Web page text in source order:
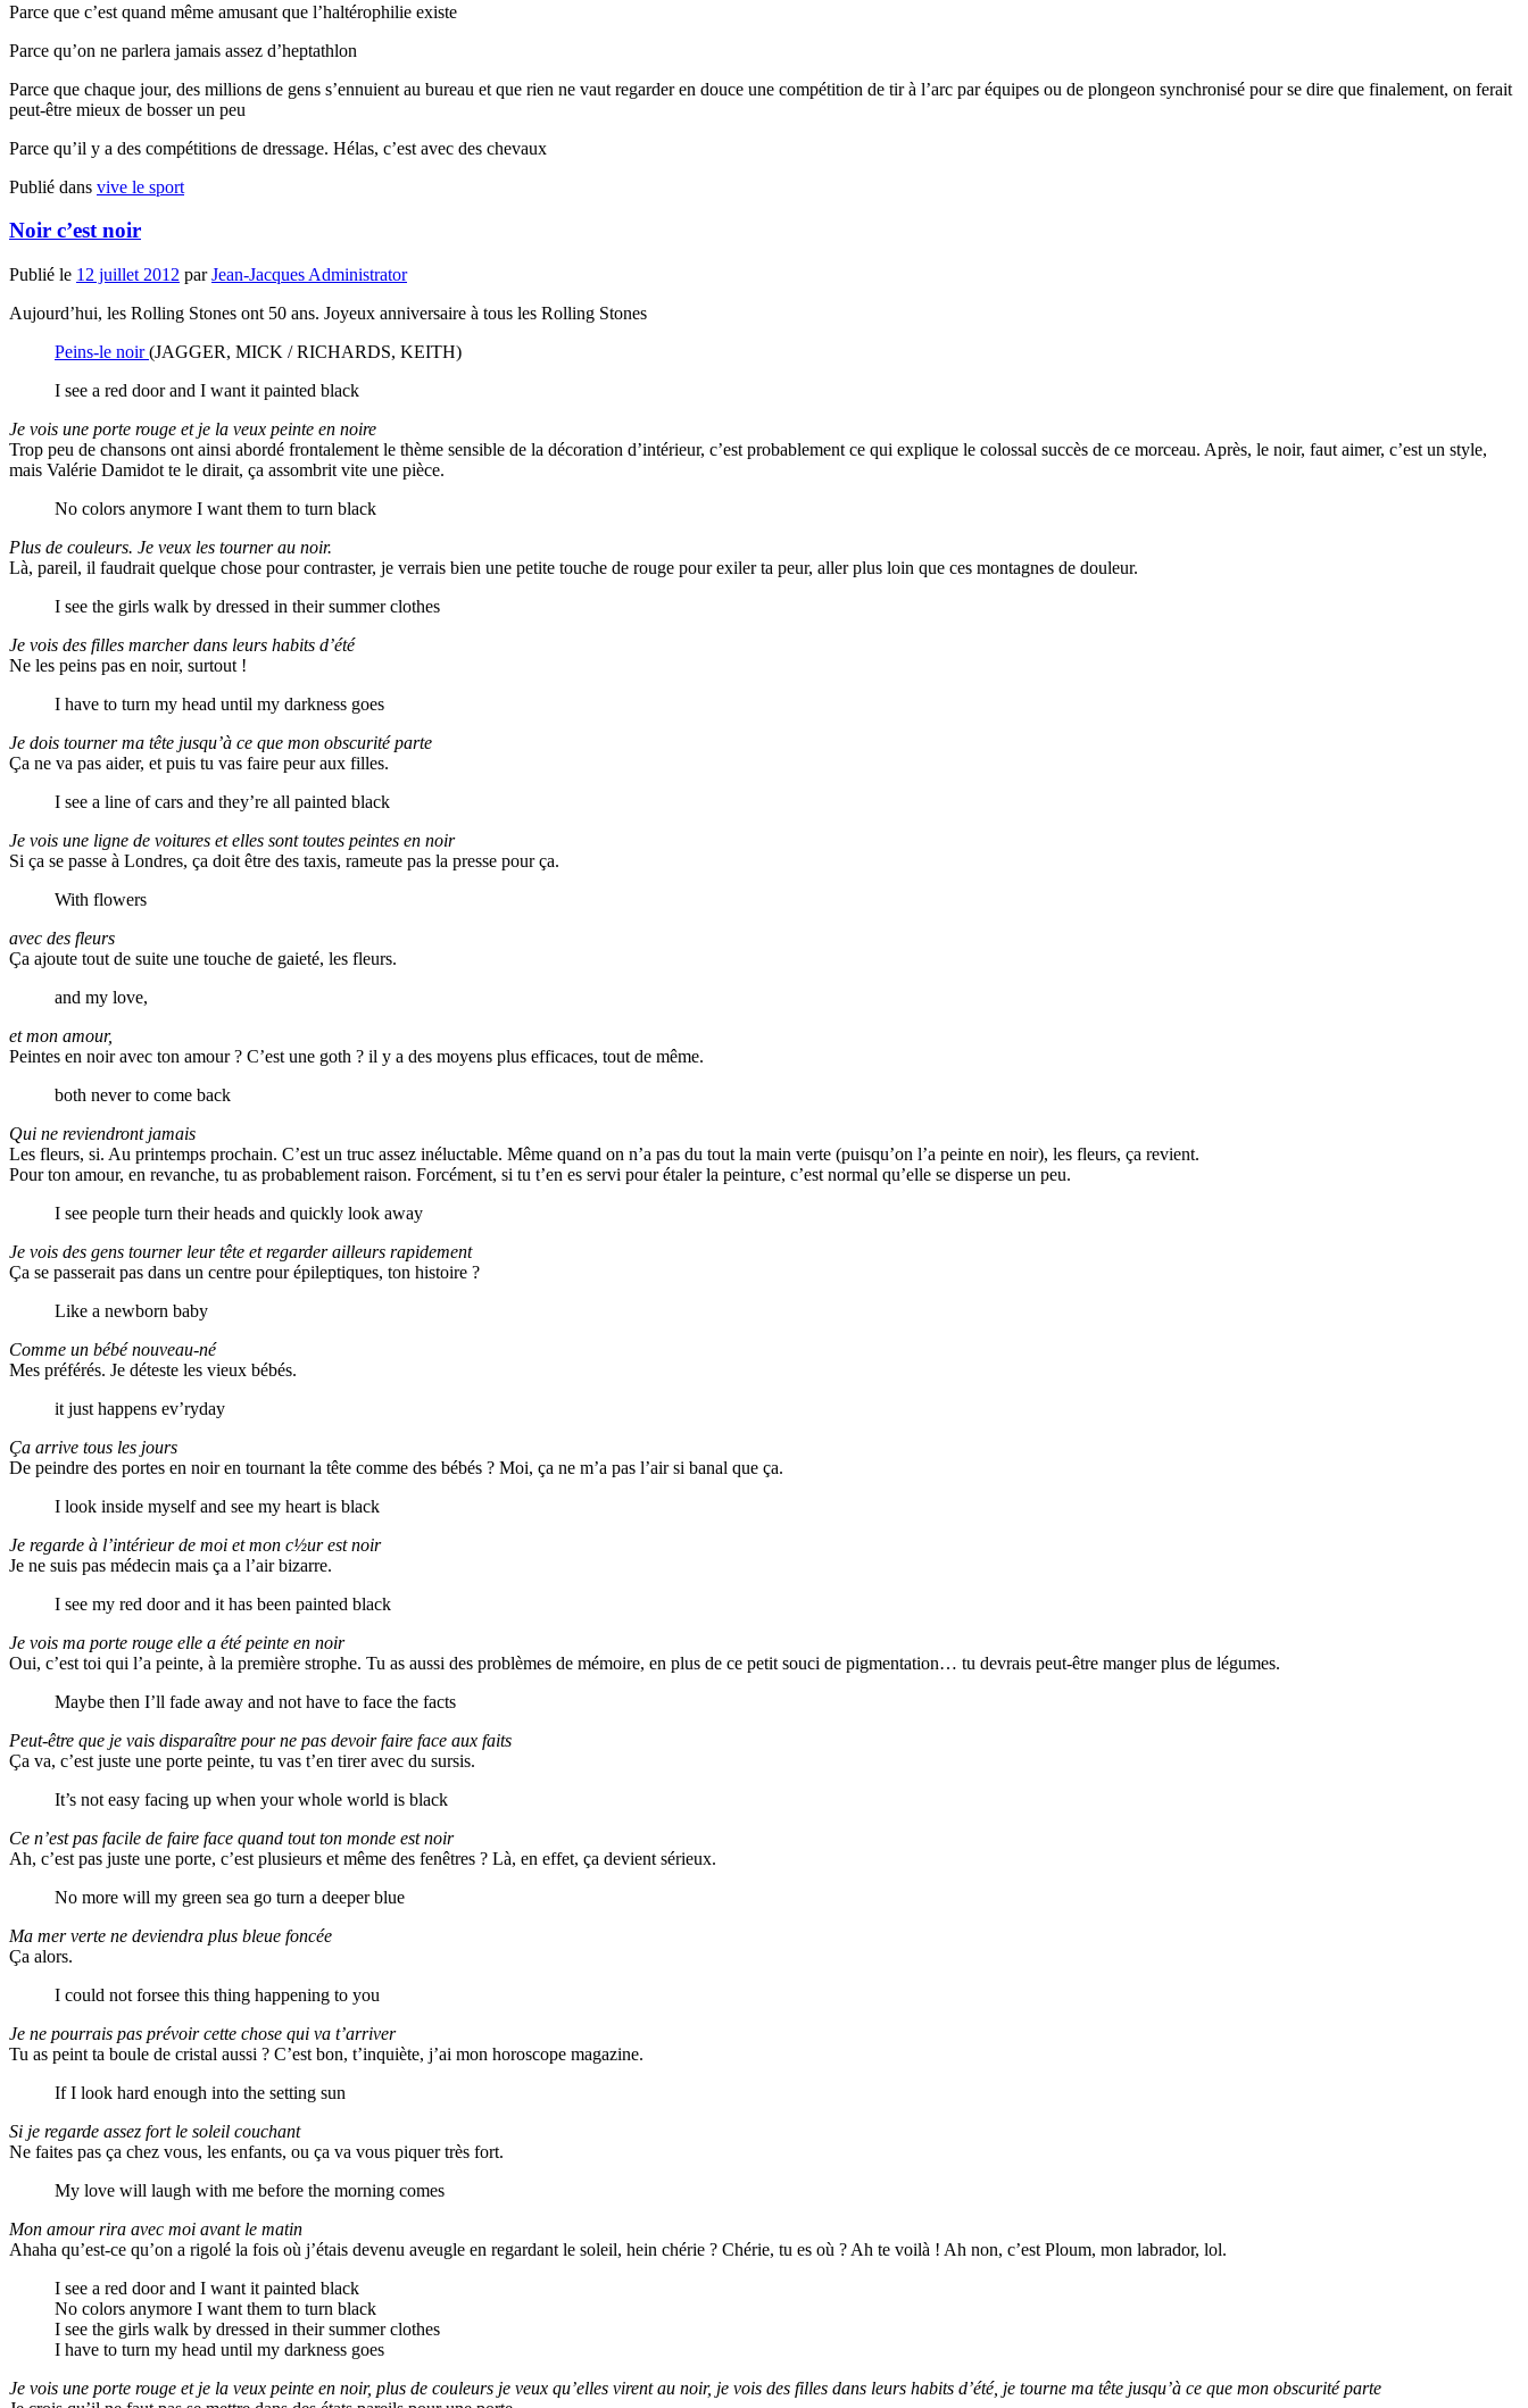
Parce que c’est quand même amusant que l’haltérophilie existe
Parce qu’on ne parlera jamais assez d’heptathlon
Parce que chaque jour, des millions de gens s’ennuient au bureau et que rien ne vaut regarder en douce une compétition de tir à l’arc par équipes ou de plongeon synchronisé pour se dire que finalement, on ferait
peut-être mieux de bosser un peu
Parce qu’il y a des compétitions de dressage. Hélas, c’est avec des chevaux
Publié dans vive le sport
Noir c’est noir
Publié le 12 juillet 2012 parJean-Jacques Administrator
Aujourd’hui, les Rolling Stones ont 50 ans. Joyeux anniversaire à tous les Rolling Stones
Peins-le noir(JAGGER, MICK / RICHARDS, KEITH)
I see a red door and I want it painted black
Je vois une porte rouge et je la veux peinte en noire
Trop peu de chansons ont ainsi abordé frontalement le thème sensible de la décoration d’intérieur, c’est probablement ce qui explique le colossal succès de ce morceau. Après, le noir, faut aimer, c’est un style,
mais Valérie Damidot te le dirait, ça assombrit vite une pièce.
No colors anymore I want them to turn black
Plus de couleurs. Je veux les tourner au noir.
Là, pareil, il faudrait quelque chose pour contraster, je verrais bien une petite touche de rouge pour exiler ta peur, aller plus loin que ces montagnes de douleur.
I see the girls walk by dressed in their summer clothes
Je vois des filles marcher dans leurs habits d’été
Ne les peins pas en noir, surtout !
I have to turn my head until my darkness goes
Je dois tourner ma tête jusqu’à ce que mon obscurité parte
Ça ne va pas aider, et puis tu vas faire peur aux filles.
I see a line of cars and they’re all painted black
Je vois une ligne de voitures et elles sont toutes peintes en noir
Si ça se passe à Londres, ça doit être des taxis, rameute pas la presse pour ça.
With flowers
avec des fleurs
Ça ajoute tout de suite une touche de gaieté, les fleurs.
and my love,
et mon amour,
Peintes en noir avec ton amour ? C’est une goth ? il y a des moyens plus efficaces, tout de même.
both never to come back
Qui ne reviendront jamais
Les fleurs, si. Au printemps prochain. C’est un truc assez inéluctable. Même quand on n’a pas du tout la main verte (puisqu’on l’a peinte en noir), les fleurs, ça revient.
Pour ton amour, en revanche, tu as probablement raison. Forcément, si tu t’en es servi pour étaler la peinture, c’est normal qu’elle se disperse un peu.
I see people turn their heads and quickly look away
Je vois des gens tourner leur tête et regarder ailleurs rapidement
Ça se passerait pas dans un centre pour épileptiques, ton histoire ?
Like a newborn baby
Comme un bébé nouveau-né
Mes préférés. Je déteste les vieux bébés.
it just happens ev’ryday
Ça arrive tous les jours
De peindre des portes en noir en tournant la tête comme des bébés ? Moi, ça ne m’a pas l’air si banal que ça.
I look inside myself and see my heart is black
Je regarde à l’intérieur de moi et mon c½ur est noir
Je ne suis pas médecin mais ça a l’air bizarre.
I see my red door and it has been painted black
Je vois ma porte rouge elle a été peinte en noir
Oui, c’est toi qui l’a peinte, à la première strophe. Tu as aussi des problèmes de mémoire, en plus de ce petit souci de pigmentation… tu devrais peut-être manger plus de légumes.
Maybe then I’ll fade away and not have to face the facts
Peut-être que je vais disparaître pour ne pas devoir faire face aux faits
Ça va, c’est juste une porte peinte, tu vas t’en tirer avec du sursis.
It’s not easy facing up when your whole world is black
Ce n’est pas facile de faire face quand tout ton monde est noir
Ah, c’est pas juste une porte, c’est plusieurs et même des fenêtres ? Là, en effet, ça devient sérieux.
No more will my green sea go turn a deeper blue
Ma mer verte ne deviendra plus bleue foncée
Ça alors.
I could not forsee this thing happening to you
Je ne pourrais pas prévoir cette chose qui va t’arriver
Tu as peint ta boule de cristal aussi ? C’est bon, t’inquiète, j’ai mon horoscope magazine.
If I look hard enough into the setting sun
Si je regarde assez fort le soleil couchant
Ne faites pas ça chez vous, les enfants, ou ça va vous piquer très fort.
My love will laugh with me before the morning comes
Mon amour rira avec moi avant le matin
Ahaha qu’est-ce qu’on a rigolé la fois où j’étais devenu aveugle en regardant le soleil, hein chérie ? Chérie, tu es où ? Ah te voilà ! Ah non, c’est Ploum, mon labrador, lol.
I see a red door and I want it painted black
No colors anymore I want them to turn black
I see the girls walk by dressed in their summer clothes
I have to turn my head until my darkness goes
Je vois une porte rouge et je la veux peinte en noir, plus de couleurs je veux qu’elles virent au noir, je vois des filles dans leurs habits d’été, je tourne ma tête jusqu’à ce que mon obscurité parte